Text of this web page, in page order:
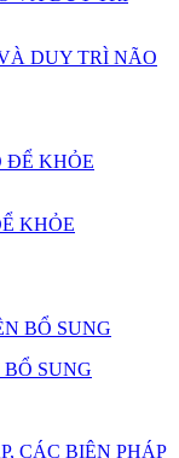
DUY TRÌ NÃO
KHỎE
SUNG